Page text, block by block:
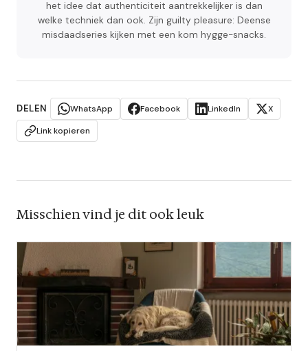
het idee dat authenticiteit aantrekkelijker is dan
welke techniek dan ook. Zijn guilty pleasure: Deense
misdaadseries kijken met een kom hygge-snacks.
DELEN WhatsApp Facebook LinkedIn
X
Link kopieren
Misschien vind je dit ook leuk